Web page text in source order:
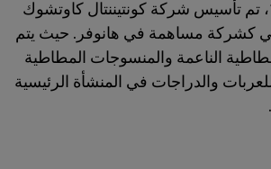
في 8 أكتوبر 1987، تم تأسيس شركة كونتيننتال كاوتشوك
كشركة مساهمة في هانوفر. حيث يتم
الناعمة والمنسوجات المطاطية
والدراجات في المنشأة الرئيسية